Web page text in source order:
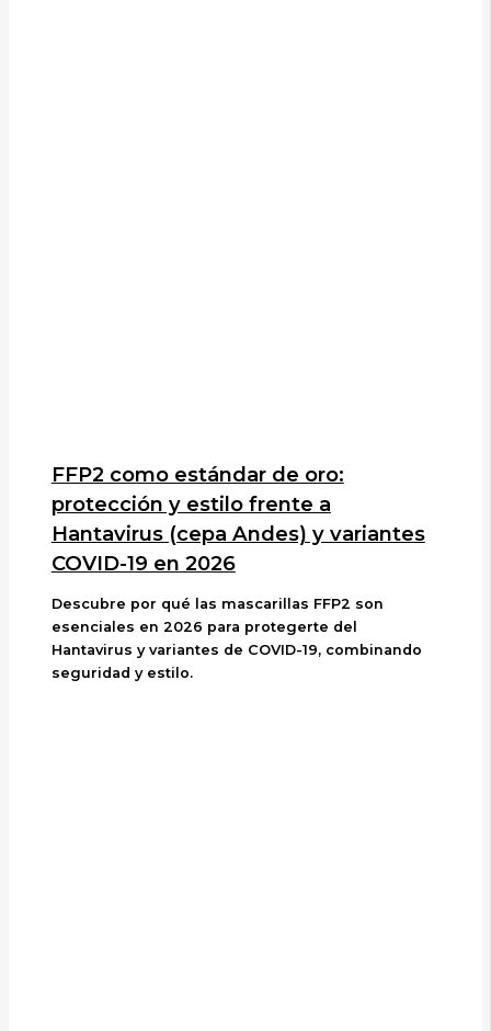
FFP2 como estándar de oro:
protección y estilo frente a
Hantavirus (cepa Andes) y variantes
COVID-19 en 2026
Descubre por qué las mascarillas FFP2 son
esenciales en 2026 para protegerte del
Hantavirus y variantes de COVID-19, combinando
seguridad y estilo.